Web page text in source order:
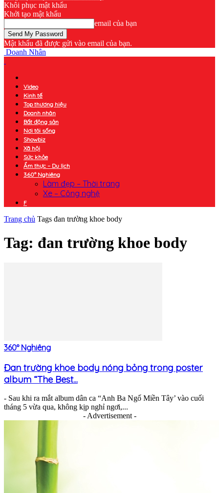
Khôi phục mật khẩu
Khởi tạo mật khẩu
email của bạn
Mật khẩu đã được gửi vào email của bạn.
Doanh Nhân
Video
Kinh tế
Top thương hiệu
Doanh nhân
Bất động sản
Nơi tôi sống
Showbiz
Xã hội
Sức khỏe
Ẩm thực – Du lịch
360° Nghiêng
Làm đẹp – Thời trang
Xe – Công nghệ
F
Trang chủ Tags đan trường khoe body
Tag: đan trường khoe body
360° Nghiêng
Đan trường khoe body nóng bỏng trong poster
album “The Best...
- Sau khi ra mắt album dân ca “Anh Ba Ngố Miền Tây’ vào cuối
tháng 5 vừa qua, không kịp nghỉ ngơi,...
- Advertisement -